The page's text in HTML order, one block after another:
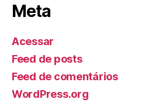
Meta
Acessar
Feed de posts
Feed de comentários
WordPress.org